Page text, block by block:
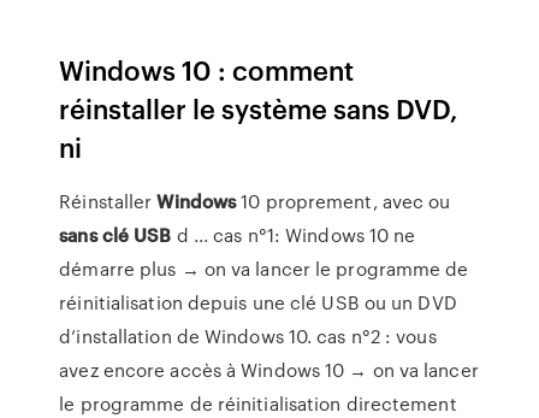
Windows 10 : comment
réinstaller le système sans DVD,
ni
RéinstallerWindows10 proprement, avec ou
sans clé USB d ... cas n°1: Windows 10 ne
démarre plus → on va lancer le programme de
réinitialisation depuis une clé USB ou un DVD
d’installation de Windows 10. cas n°2 : vous
avez encore accès à Windows 10 → on va lancer
le programme de réinitialisation directement